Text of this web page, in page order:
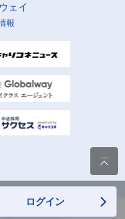
ェイ
報
reserved.

ログイン